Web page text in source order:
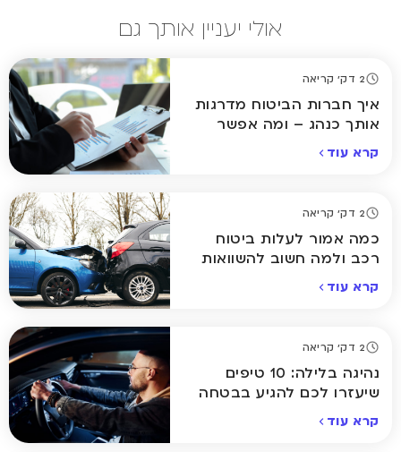
אולי יעניין אותך גם
2 דק' קריאה
איך חברות הביטוח מדרגות
אותך כנהג – ומה אפשר
קרא עוד
2 דק' קריאה
כמה אמור לעלות ביטוח
רכב ולמה חשוב להשוואות
קרא עוד
2 דק' קריאה
נהיגה בלילה: 10 טיפים
שיעזרו לכם להגיע בבטחה
קרא עוד